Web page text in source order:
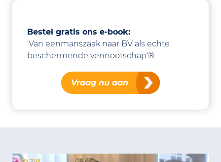
Bestel gratis ons e-book:
'Van eenmanszaak naar BV als echte
beschermende vennootschap'®
Vraag nu aan